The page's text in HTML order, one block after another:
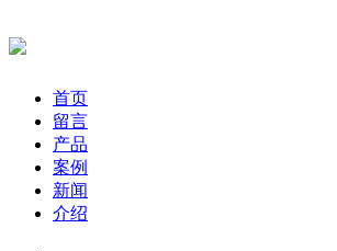
首页
留言
产品
案例
新闻
介绍